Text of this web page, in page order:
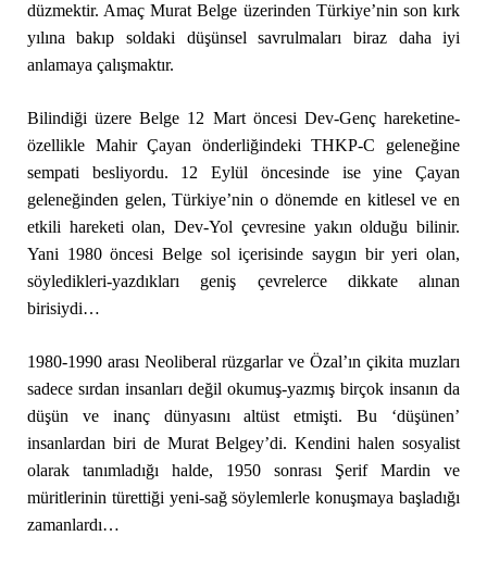
düzmektir. Amaç Murat Belge üzerinden Türkiye’nin son kırk
yılına bakıp soldaki düşünsel savrulmaları biraz daha iyi
anlamaya çalışmaktır.
Bilindiği üzere Belge 12 Mart öncesi Dev-Genç hareketine-
özellikle Mahir Çayan önderliğindeki THKP-C geleneğine
sempati besliyordu. 12 Eylül öncesinde ise yine Çayan
geleneğinden gelen, Türkiye’nin o dönemde en kitlesel ve en
etkili hareketi olan, Dev-Yol çevresine yakın olduğu bilinir.
Yani 1980 öncesi Belge sol içerisinde saygın bir yeri olan,
söyledikleri-yazdıkları geniş çevrelerce dikkate alınan
birisiydi…
1980-1990 arası Neoliberal rüzgarlar ve Özal’ın çikita muzları
sadece sırdan insanları değil okumuş-yazmış birçok insanın da
düşün ve inanç dünyasını altüst etmişti. Bu ‘düşünen’
insanlardan biri de Murat Belgey’di. Kendini halen sosyalist
olarak tanımladığı halde, 1950 sonrası Şerif Mardin ve
müritlerinin türettiği yeni-sağ söylemlerle konuşmaya başladığı
zamanlardı…